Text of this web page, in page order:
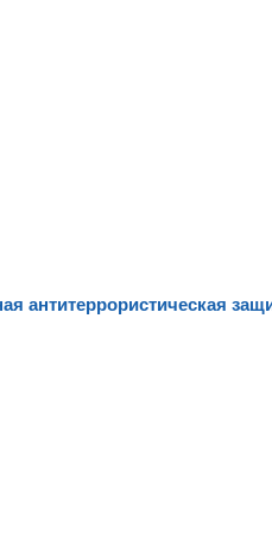
антитеррористическая